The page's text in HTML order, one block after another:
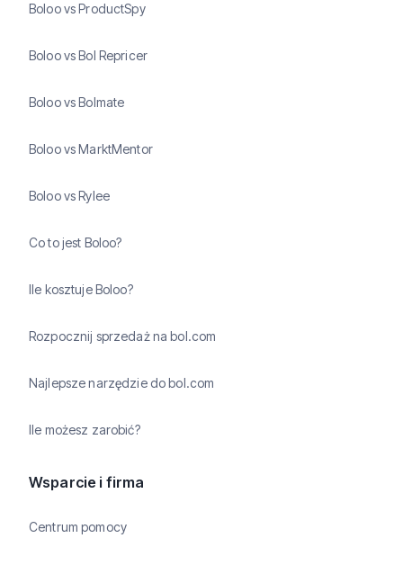
Boloo vs ProductSpy
Boloo vs Bol Repricer
Boloo vs Bolmate
Boloo vs MarktMentor
Boloo vs Rylee
Co to jest Boloo?
Ile kosztuje Boloo?
Rozpocznij sprzedaż na bol.com
Najlepsze narzędzie do bol.com
Ile możesz zarobić?
Wsparcie i firma
Centrum pomocy